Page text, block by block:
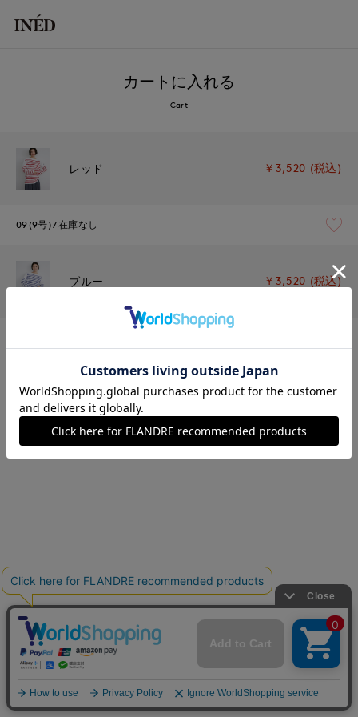
カートに入れる
Cart
レッド ￥3,520 (税込)
09(9号) 在庫なし
ブルー ￥3,520 (税込)